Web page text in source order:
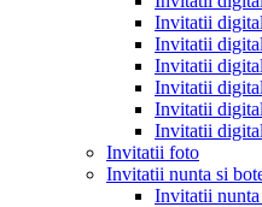
Invitatii
Invitatii
Invitatii
Invitatii
Invitatii
Invitatii
Invitatii foto
Invitatii nunta si
Invitatii nunta